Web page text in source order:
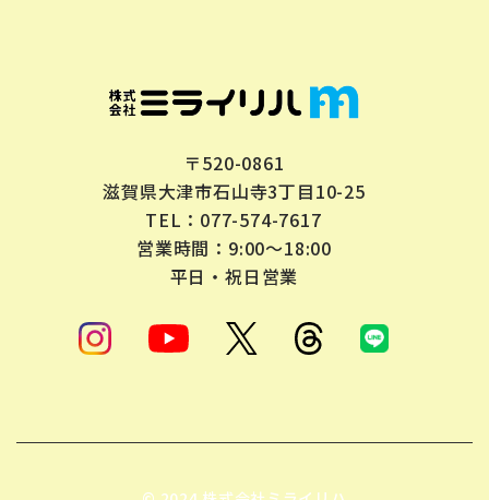
〒520-0861
滋賀県大津市石山寺3丁目10-25
TEL： 077-574-7617
営業時間：9:00～18:00
平日・祝日営業